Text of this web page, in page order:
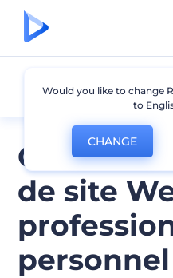
Outil de
de site
personnel
Maquette de site
Would you like to change
to
CHANGE